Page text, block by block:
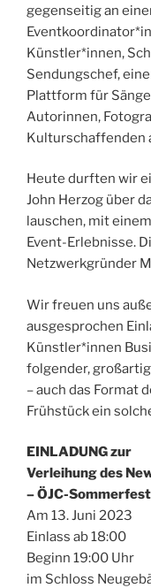
gegenseitig an
Künstler*innen,
Sendungschef,
Plattform für
Autorinnen,
Kulturschaffenden
Heute durften wir
John Herzog über
lauschen, mit
Event-Erlebnisse.
Netzwerkgründer
Wir freuen uns
ausgesprochen
Künstler*innen
folgender,
– auch das Format
Frühstück ein
EINLADUNG zur
Verleihung des
– ÖJC-
Am 13. Juni 2023
Einlass ab 18:00
Beginn 19:00 Uhr
im Schloss